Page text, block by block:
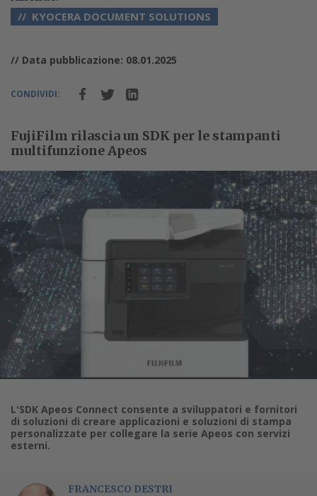
KYOCERA DOCUMENT SOLUTIONS
// Data pubblicazione: 08.01.2025
CONDIVIDI:
FujiFilm rilascia un SDK per le stampanti
multifunzione Apeos
L'SDK Apeos Connect consente a sviluppatori e fornitori
di soluzioni di creare applicazioni e soluzioni di stampa
personalizzate per collegare la serie Apeos con servizi
esterni.
FRANCESCO DESTRI